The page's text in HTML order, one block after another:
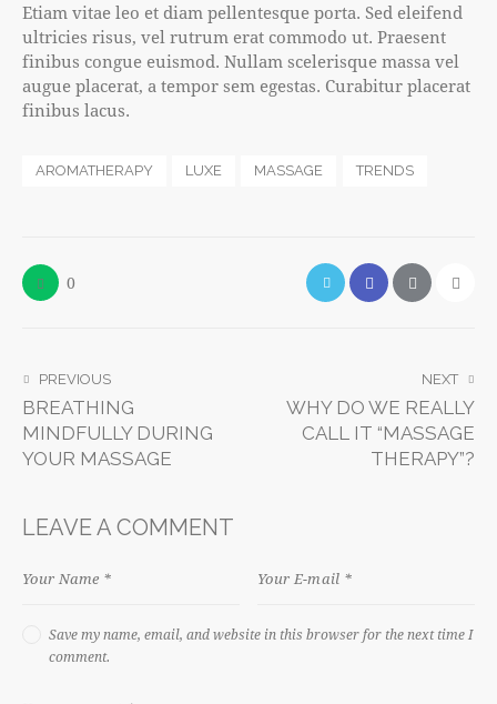
Etiam vitae leo et diam pellentesque porta. Sed eleifend
ultricies risus, vel rutrum erat commodo ut. Praesent
finibus congue euismod. Nullam scelerisque massa vel
augue placerat, a tempor sem egestas. Curabitur placerat
finibus lacus.
AROMATHERAPY LUXE MASSAGE TRENDS
0
PREVIOUS
BREATHING
MINDFULLY DURING
YOUR MASSAGE
NEXT
WHY DO WE REALLY
CALL IT “MASSAGE
THERAPY”?
LEAVE A COMMENT
Save my name, email, and website in this browser for the next time I
comment.